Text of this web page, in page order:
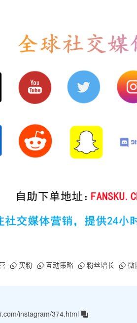
买粉 互动策略 粉丝增长 微
instagram/374.html